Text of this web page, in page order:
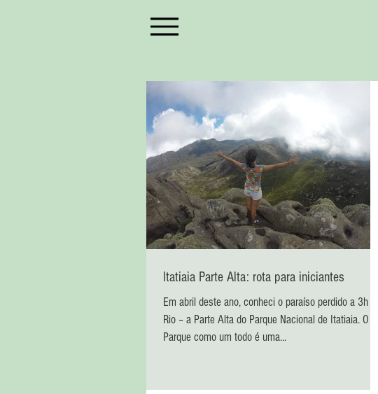
Itatiaia Parte Alta: rota para iniciantes
Em abril deste ano, conheci o paraíso perdido a 3h do
Rio – a Parte Alta do Parque Nacional de Itatiaia. O
Parque como um todo é uma...